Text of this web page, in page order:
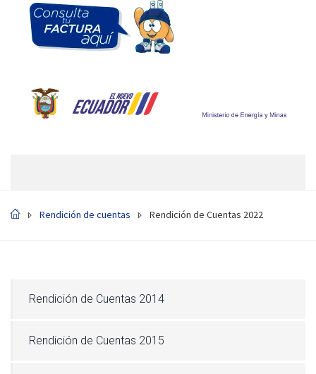
Rendición de cuentas Rendición de Cuentas 2022
Rendición de Cuentas 2014
Rendición de Cuentas 2015